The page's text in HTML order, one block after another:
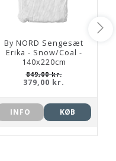
By NORD Sengesæt
Erika - Snow/Coal -
140x220cm
849,00 kr.
379,00 kr.
INFO KØB